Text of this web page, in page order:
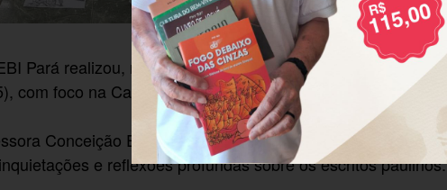
Pará realizou, na sede da CNBB, o Estudo Bíblico “A
com foco na Carta aos Romanos.
Conceição Evangelista e pelo professor Ananias Oliveira,
e reflexões profundas sobre os escritos paulinos.